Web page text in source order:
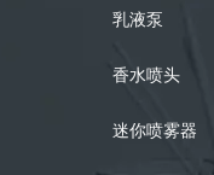
乳液泵
香水喷头
迷你喷雾器